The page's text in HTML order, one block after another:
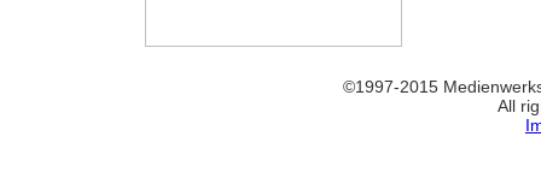
©1997-2015
All